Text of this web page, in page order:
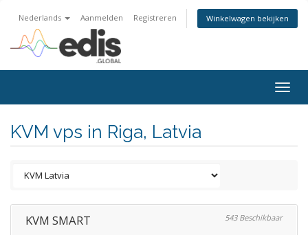
Nederlands Aanmelden Registreren Winkelwagen bekijken
KVM vps in Riga, Latvia
KVM SMART 543 Beschikbaar